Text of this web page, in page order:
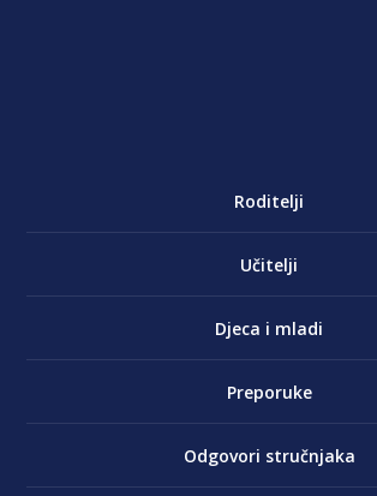
Roditelji
Učitelji
Djeca i mladi
Preporuke
Odgovori stručnjaka